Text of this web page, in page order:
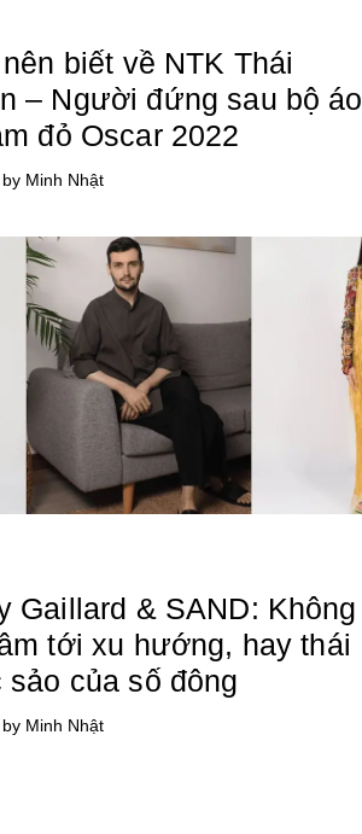
biết về NTK Thái
– Người đứng sau bộ áo
đỏ Oscar 2022
Minh Nhật
Gaillard & SAND: Không
tới xu hướng, hay thái
sảo của số đông
Minh Nhật